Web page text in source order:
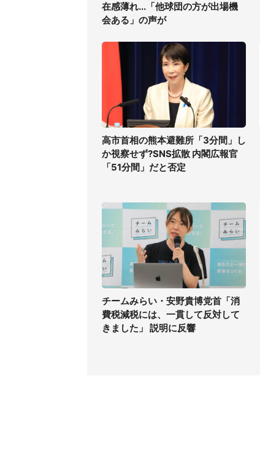
在感薄れ...「他球団の方が出場機
会ある」の声が
高市首相の熊本避難所「3分間」し
か視察せず?SNS拡散 内閣広報官
「51分間」だと否定
チームみらい・安野貴博党首「消
費税減税には、一貫して反対して
きました」 説明に反響